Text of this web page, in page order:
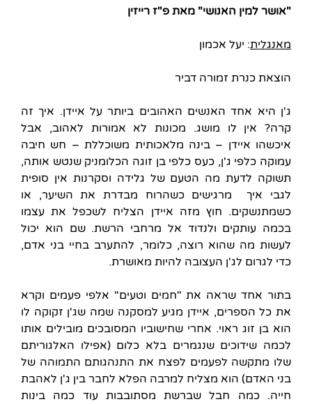
"אושר למין האנושי" מאת פ"ז רייזין
מאנגלית: יעל אכמון
הוצאת כנרת זמורה דביר
ג'ן היא אחד האנשים האהובים ביותר על איידן. איך זה
קרה? אין לו מושג. מכונות לא אמורות לאהוב, אבל
איכשהו איידן – בינה מלאכותית משוכללת – חש חיבה
עמוקה כלפי ג'ן, כעס כלפי בן זוגה הכלומניק שנטש אותה,
תשוקה לדעת מה הטעם של גלידה וסקרנות אין סופית
לגבי איך מרגישים כשהרוח מבדרת את השיער, או
כשמתנשקים. חוץ מזה איידן הצליח לשכפל את עצמו
בכמה עותקים ולנדוד אל מרחבי הרשת. שם הוא יכול
לעשות מה שהוא רוצה, כלומר, להתערב בחיי בני אדם,
כדי לגרום לג'ן העצובה להיות מאושרת.
בתור אחד שראה את "חמים וטעים" אלפי פעמים וקרא
את כל הספרים, איידן מגיע למסקנה שמה שג'ן זקוקה לו
הוא בן זוג ראוי. אחרי שחישוביו המסובכים מובילים אותו
לכמה שידוכים שנגמרים בלא כלום (אפילו האלגוריתם
שלו מתקשה לפעמים לפצח את התנהגותם התמוהה של
בני האדם) הוא מצליח למרבה הפלא לחבר בין ג'ן לאהבת
חייה. כמה חבל שברשת מסתובבות עוד כמה בינות